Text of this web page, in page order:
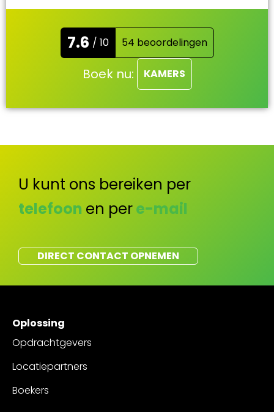
7.6 / 10 54 beoordelingen
Boek nu: KAMERS
U kunt ons bereiken per
telefoon en pere-mail
DIRECT CONTACT OPNEMEN
Oplossing
Opdrachtgevers
Locatiepartners
Boekers